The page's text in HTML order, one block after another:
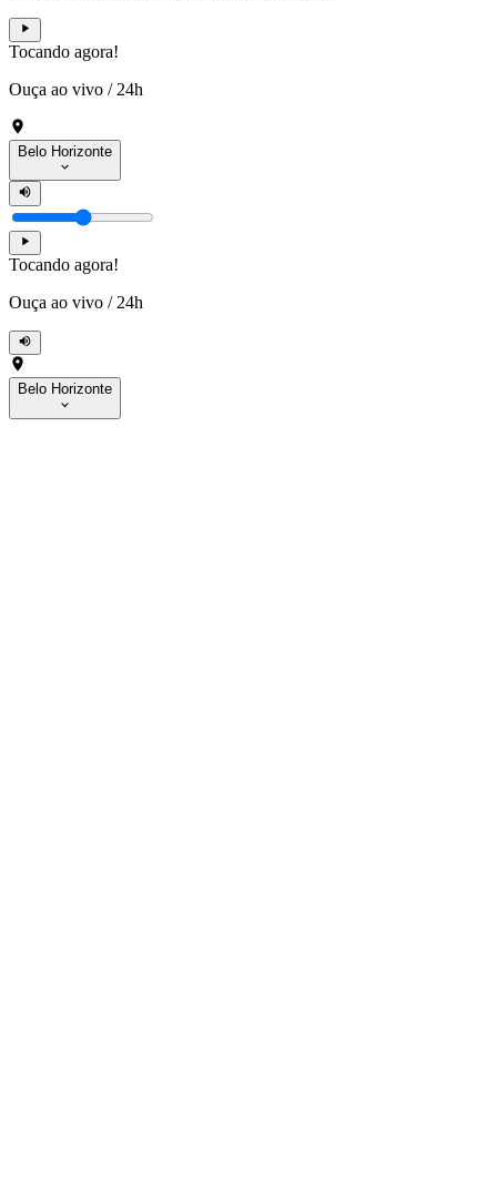
Tocando agora!
Ouça ao vivo / 24h
Belo Horizonte
Tocando agora!
Ouça ao vivo / 24h
Belo Horizonte